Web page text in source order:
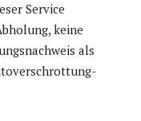
Service
keine
als